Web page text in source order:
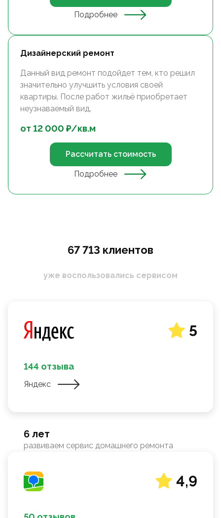
Подробнее
Дизайнерский ремонт
Данный вид ремонт подойдет тем, кто решил
значительно улучшить условия своей
квартиры. После работ жильё приобретает
неузнаваемый вид.
от 12 000 ₽/кв.м
Рассчитать стоимость
Подробнее
67 713 клиентов
уже воспользовались сервисом
5
144 отзыва
Яндекс
6 лет
развиваем сервис домашнего ремонта
4,9